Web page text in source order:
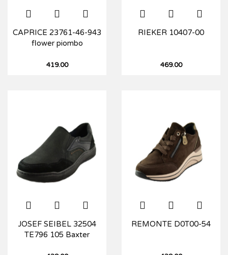
CAPRICE 23761-46-943
flower piombo
419.00
RIEKER 10407-00
469.00
JOSEF SEIBEL 32504
TE796 105 Baxter
REMONTE D0T00-54